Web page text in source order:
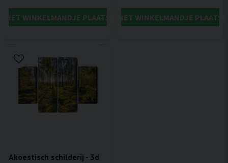
HET WINKELMANDJE PLAATSENIN HET WINKELMANDJE
Akoestisch schilderij - 3d